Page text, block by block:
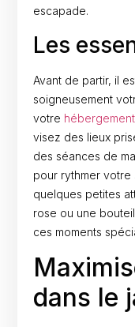
escapade.
Les
Avant de partir, il
soigneusement
votre hébergement
visez des lieux
des séances de
pour rythmer votre
quelques petites
rose ou une
ces moments
dans le